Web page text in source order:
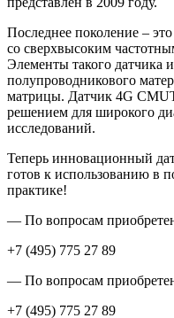
Последнее поколение –
со сверхвысоким
Элементы такого датчика
полупроводникового
матрицы. Датчик 4G
решением для широкого
исследований.
Теперь инновационный
готов к использованию в
практике!
— По вопросам
+7 (495) 775 27 89
— По вопросам
+7 (495) 775 27 89